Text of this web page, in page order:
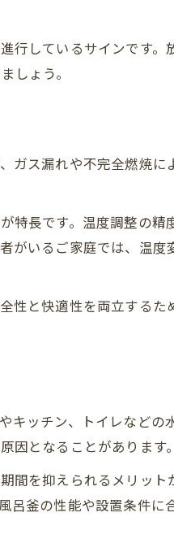
行しているサインです。
しょう。
ガス漏れや不完全燃焼に
特長です。温度調整の精
がいるご家庭では、温度
性と快適性を両立するた
ッチン、トイレなどの
となることがあります。
間を抑えられるメリット
呂釜の性能や設置条件に